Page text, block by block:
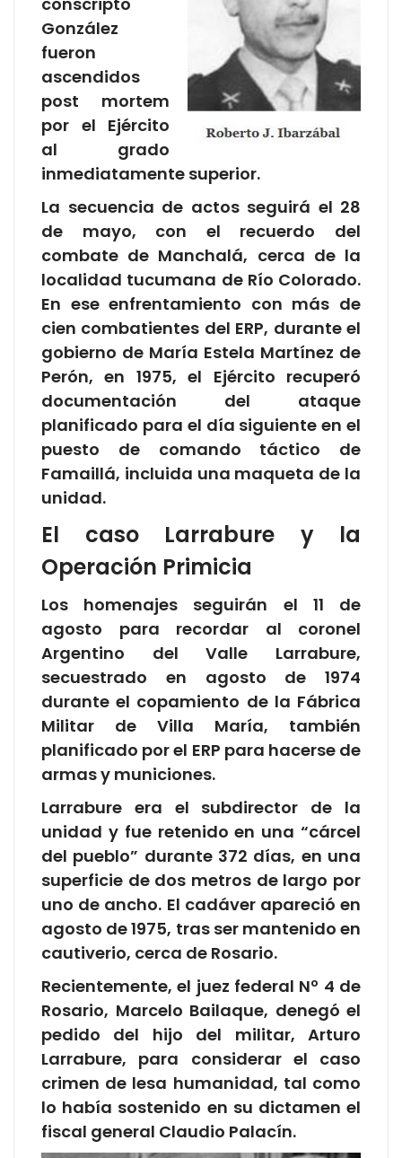
González
fueron
ascendidos
post mortem
por el Ejército
al grado
inmediatamente superior.
La secuencia de actos seguirá el 28
de mayo, con el recuerdo del
combate de Manchalá, cerca de la
localidad tucumana de Río Colorado.
En ese enfrentamiento con más de
cien combatientes del ERP, durante el
gobierno de María Estela Martínez de
Perón, en 1975, el Ejército recuperó
documentación del ataque
planificado para el día siguiente en el
puesto de comando táctico de
Famaillá, incluida una maqueta de la
unidad.
El caso Larrabure y la
Operación Primicia
Los homenajes seguirán el 11 de
agosto para recordar al coronel
Argentino del Valle Larrabure,
secuestrado en agosto de 1974
durante el copamiento de la Fábrica
Militar de Villa María, también
planificado por el ERP para hacerse de
armas y municiones.
Larrabure era el subdirector de la
unidad y fue retenido en una “cárcel
del pueblo” durante 372 días, en una
superficie de dos metros de largo por
uno de ancho. El cadáver apareció en
agosto de 1975, tras ser mantenido en
cautiverio, cerca de Rosario.
Recientemente, el juez federal Nº 4 de
Rosario, Marcelo Bailaque, denegó el
pedido del hijo del militar, Arturo
Larrabure, para considerar el caso
crimen de lesa humanidad, tal como
lo había sostenido en su dictamen el
fiscal general Claudio Palacín.